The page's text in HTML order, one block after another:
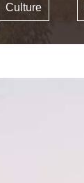
Culture